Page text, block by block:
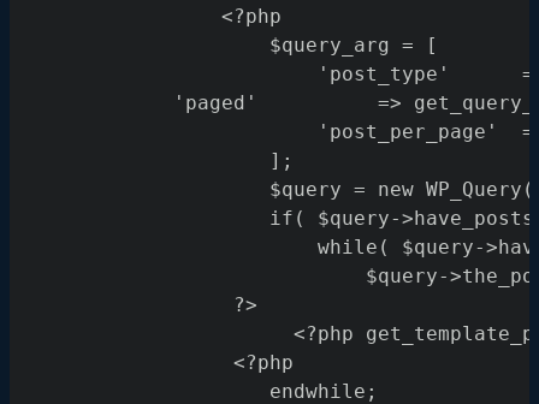
				<?php
					$query_arg = [
'post_type'
'paged'          =>
'post_per_page'
					];
$query = new
if( $query-
while( $query-
$query-
				 ?>
<?php
				 <?php
					endwhile;